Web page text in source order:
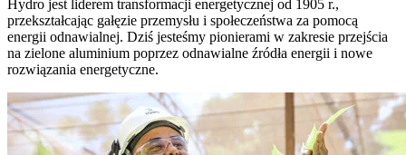
Hydro jest liderem transformacji energetycznej od 1905 r.,
przekształcając gałęzie przemysłu i społeczeństwa za pomocą
energii odnawialnej. Dziś jesteśmy pionierami w zakresie przejścia
na zielone aluminium poprzez odnawialne źródła energii i nowe
rozwiązania energetyczne.